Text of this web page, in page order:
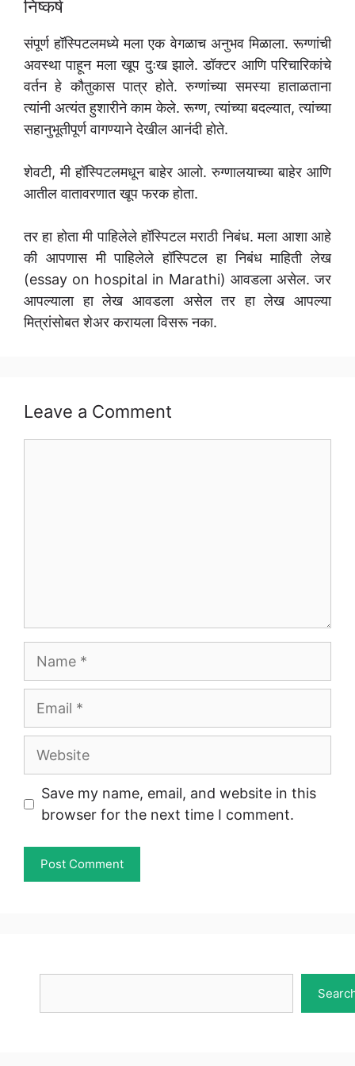
निष्कर्ष
संपूर्ण हॉस्पिटलमध्ये मला एक वेगळाच अनुभव मिळाला. रूग्णांची
अवस्था पाहून मला खूप दुःख झाले. डॉक्टर आणि परिचारिकांचे
वर्तन हे कौतुकास पात्र होते. रुग्णांच्या समस्या हाताळताना
त्यांनी अत्यंत हुशारीने काम केले. रूग्ण, त्यांच्या बदल्यात, त्यांच्या
सहानुभूतीपूर्ण वागण्याने देखील आनंदी होते.
शेवटी, मी हॉस्पिटलमधून बाहेर आलो. रुग्णालयाच्या बाहेर आणि
आतील वातावरणात खूप फरक होता.
तर हा होता मी पाहिलेले हॉस्पिटल मराठी निबंध. मला आशा आहे
की आपणास मी पाहिलेले हॉस्पिटल हा निबंध माहिती लेख
(essay on hospital in Marathi) आवडला असेल. जर
आपल्याला हा लेख आवडला असेल तर हा लेख आपल्या
मित्रांसोबत शेअर करायला विसरू नका.
Leave a Comment
Name
Email
Website
Save my name, email, and website in this
browser for the next time I comment.